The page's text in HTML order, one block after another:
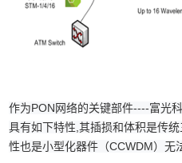
作为PON网络的关键部件----富光
具有如下特性,其插损和体积是传
性也是小型化器件（CCWDM）无